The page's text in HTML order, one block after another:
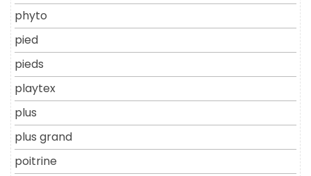
phyto
pied
pieds
playtex
plus
plus grand
poitrine